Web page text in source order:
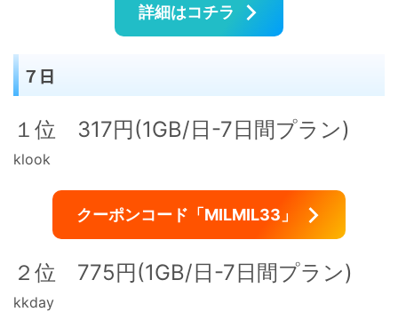
詳細はコチラ
７日
１位 317円(1GB/日-7日間プラン)
klook
クーポンコード「MILMIL33」
２位 775円(1GB/日-7日間プラン)
kkday